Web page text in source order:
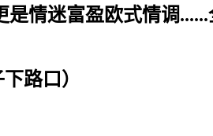
情迷富盈欧式情调
路口）